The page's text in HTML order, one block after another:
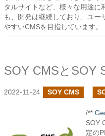
タルサイトなど、様々な用途
も、開発は継続しており、ユー
やすいCMSを目指しています。
2022-11-24 SOY CMS
/**
SOY
定の